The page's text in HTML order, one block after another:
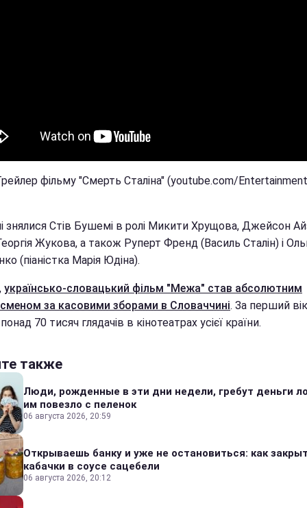
фільму "Смерть Сталіна" (youtube.com/
знялися Стів Бушемі в ролі Микити Хрущова, Джейсон
Жукова, а також Руперт Френд (Василь Сталін) і
(піаністка Марія Юдіна).
українсько-словацький фільм "Межа" став абсолютним
за касовими зборами в Словаччині. За перший
70 тисяч глядачів в кінотеатрах усієї країни.
также
Люди, рожденные в эти дни недели, гребут деньги
им повезло с пеленок
06 августа 2026, 20:59
Открываешь банку и уже не остановиться: как
кабачки в соусе сацебели
06 августа 2026, 20:12